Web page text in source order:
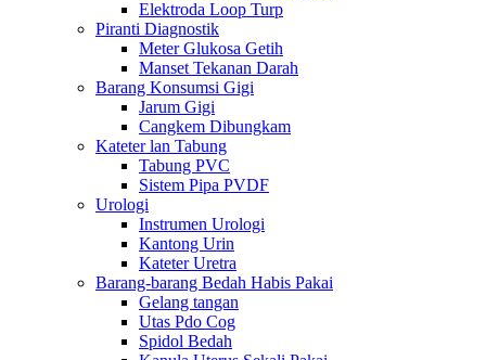
Elektroda Loop Turp
Piranti Diagnostik
Meter Glukosa Getih
Manset Tekanan Darah
Barang Konsumsi Gigi
Jarum Gigi
Cangkem Dibungkam
Kateter lan Tabung
Tabung PVC
Sistem Pipa PVDF
Urologi
Instrumen Urologi
Kantong Urin
Kateter Uretra
Barang-barang Bedah Habis Pakai
Gelang tangan
Utas Pdo Cog
Spidol Bedah